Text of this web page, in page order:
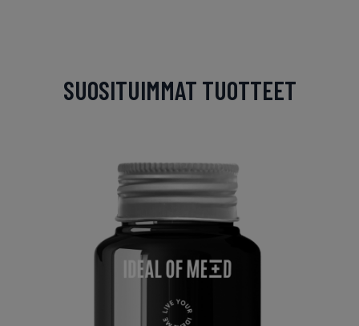
SUOSITUIMMAT TUOTTEET